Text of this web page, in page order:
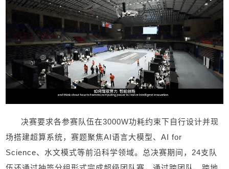
决赛要求各参赛队伍在3000W功耗约束下自行设计并现
场搭建超算系统，赛题聚焦AI语言大模型、AI for
Science、水文模式等前沿科学领域。总决赛期间， 24支队